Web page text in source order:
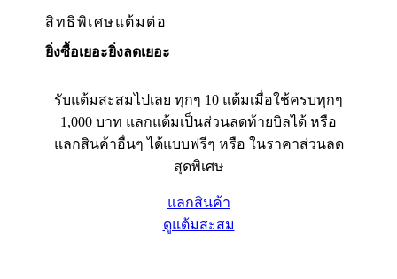
ยิ่งซื้อเยอะยิ่งลดเยอะ
สิทธิพิเศษแต้มต่อ
รับแต้มสะสมไปเลย ทุกๆ 10 แต้มเมื่อใช้ครบทุกๆ
1,000 บาท แลกแต้มเป็นส่วนลดท้ายบิลได้ หรือ
แลกสินค้าอื่นๆ ได้แบบฟรีๆ หรือ ในราคาส่วนลด
สุดพิเศษ
แลกสินค้า
ดูแต้มสะสม